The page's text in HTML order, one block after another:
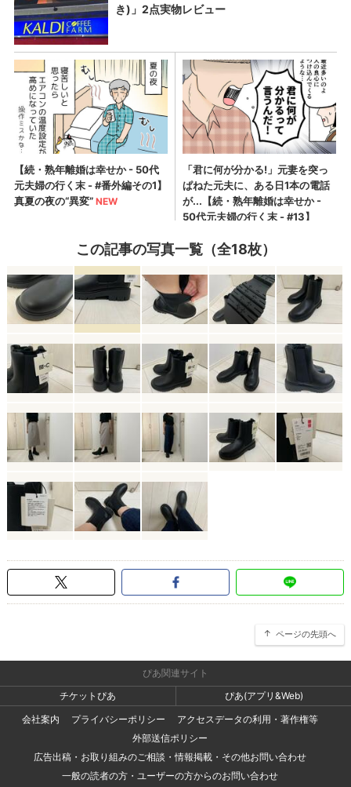
この記事の写真一覧（全18枚）
ページの先頭へ
ぴあ関連サイト
チケットぴあ
ぴあ(アプリ&Web)
会社案内
プライバシーポリシー
アクセスデータの利用・著作権等
外部送信ポリシー
広告出稿・お取り組みのご相談・情報掲載・その他お問い合わせ
一般の読者の方・ユーザーの方からのお問い合わせ